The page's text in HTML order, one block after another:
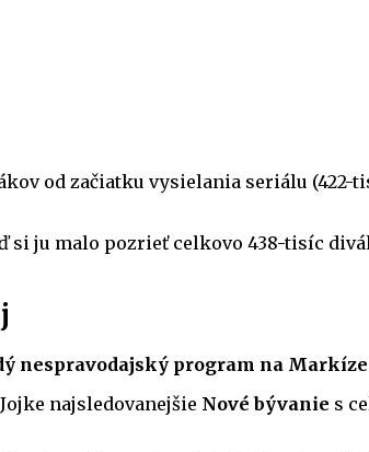
od začiatku vysielania seriálu
ju malo pozrieť celkovo 438-tisíc
nespravodajský program na Markíze
najsledovanejšie Nové bývanie s